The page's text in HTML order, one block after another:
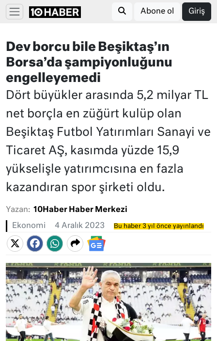
Abone ol Giriş
Dev borcu bile Beşiktaş’ın
Borsa’da şampiyonluğunu
engelleyemedi
Dört büyükler arasında 5,2 milyar TL
net borçla en züğürt kulüp olan
Beşiktaş Futbol Yatırımları Sanayi ve
Ticaret AŞ, kasımda yüzde 15,9
yükselişle yatırımcısına en fazla
kazandıran spor şirketi oldu.
Yazan: 10Haber Haber Merkezi
Ekonomi 4 Aralık 2023 Bu haber 3 yıl önce yayınlandı